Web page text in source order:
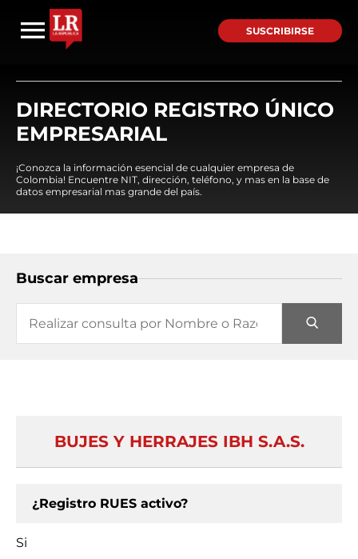
SUSCRIBIRSE
DIRECTORIO REGISTRO ÚNICO
EMPRESARIAL
¡Conozca la información esencial de cualquier empresa de
Colombia! Encuentre NIT, dirección, teléfono, y mas en la base de
datos empresarial mas grande del país.
Buscar empresa
BUJES Y HERRAJES IBH S.A.S.
¿Registro RUES activo?
Si